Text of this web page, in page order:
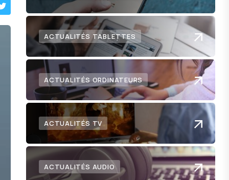
ACTUALITÉS TABLETTES
ACTUALITÉS ORDINATEURS
ACTUALITÉS TV
ACTUALITÉS AUDIO